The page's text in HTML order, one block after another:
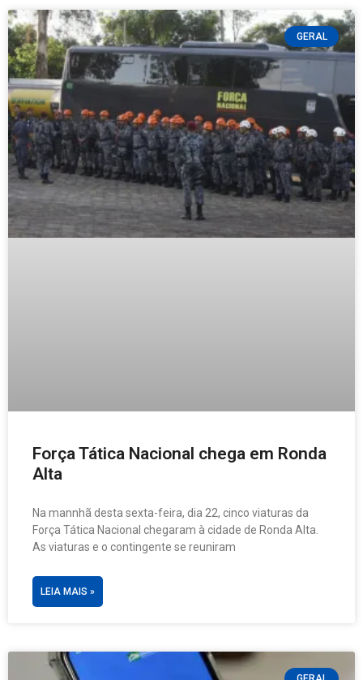
GERAL
Força Tática Nacional chega em Ronda
Alta
Na mannhã desta sexta-feira, dia 22, cinco viaturas da
Força Tática Nacional chegaram à cidade de Ronda Alta.
As viaturas e o contingente se reuniram
LEIA MAIS »